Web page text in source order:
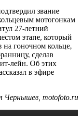
звание
мотогонкам
27-летний
этапе, который
гоночном кольце,
сделав
лейн. Об этих
в эфире
Чернышев, motofoto.ru